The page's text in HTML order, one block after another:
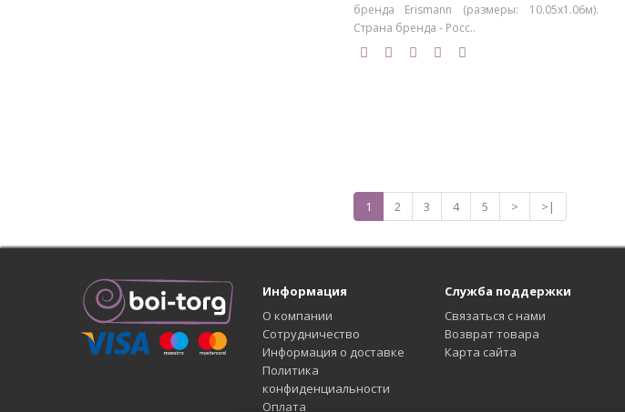
бренда Erismann (размеры: 10.05х1.06м).
Страна бренда - Росс..
1 2 3 4 5 > >|
Информация
О компании
Сотрудничество
Информация о доставке
Политика
конфиденциальности
Оплата
Служба поддержки
Связаться с нами
Возврат товара
Карта сайта